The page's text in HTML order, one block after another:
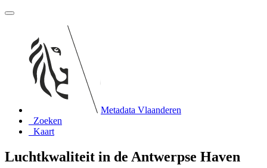
Metadata Vlaanderen
Zoeken
Kaart
Luchtkwaliteit in de Antwerpse Haven